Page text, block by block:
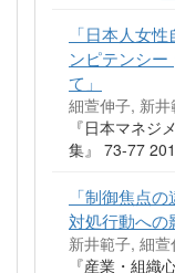
「日本人女
ンピテンシ
て」
細萱伸子, 新
『日本マネジ
集』 73-77
「制御焦点
対処行動への
新井範子, 細
『産業・組織